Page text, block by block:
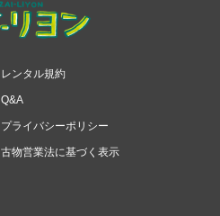
レンタル規約
Q&A
プライバシーポリシー
古物営業法に基づく表示